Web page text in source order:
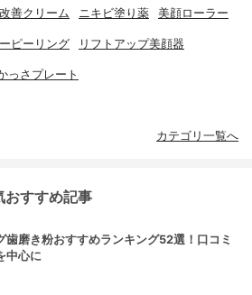
善クリーム ニキビ塗り薬 美顔ローラー
ピーリング リフトアップ美顔器
っさプレート
カテゴリ一覧へ
おすすめ記事
歯磨き粉おすすめランキング52選！口コミ
中心に